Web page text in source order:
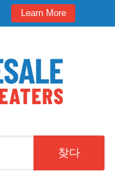
Learn More
찾다